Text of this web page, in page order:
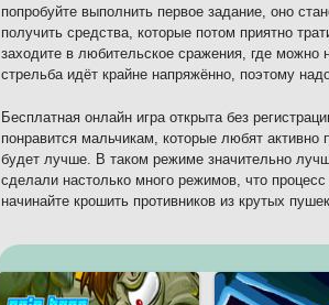
попробуйте выполнить первое задание, оно
получить средства, которые потом приятно
заходите в любительское сражения, где можно
стрельба идёт крайне напряжённо, поэтому
Бесплатная онлайн игра открыта без
понравится мальчикам, которые любят активно
будет лучше. В таком режиме значительно
сделали настолько много режимов, что
начинайте крошить противников из крутых